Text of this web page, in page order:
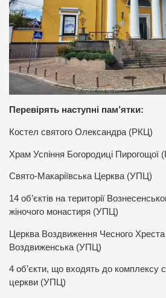
Перевірять наступні пам’ятки:
Костел святого Олександра (РКЦ)
Храм Успіння Богородиці Пирогощої
Свято-Макаріївська Церква (УПЦ)
14 об’єктів на території
жіночого монастиря (УПЦ)
Церква Воздвиження Чесного
Воздвиженська (УПЦ)
4 об’єкти, що входять до комплексу
церкви (УПЦ)